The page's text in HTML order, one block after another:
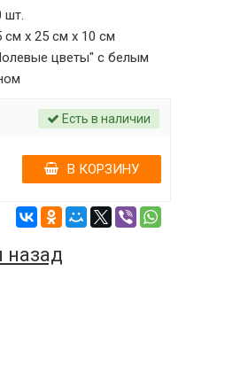
шт.
см х 25 см х 10 см
цветы" c белым
Есть в наличии
В КОРЗИНУ
назад